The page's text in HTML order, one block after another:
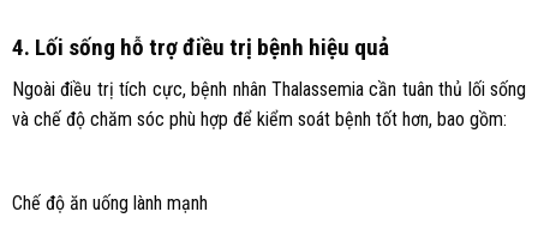
4. Lối sống hỗ trợ điều trị bệnh hiệu quả
Ngoài điều trị tích cực, bệnh nhân Thalassemia cần tuân thủ lối sống
và chế độ chăm sóc phù hợp để kiểm soát bệnh tốt hơn, bao gồm:
Chế độ ăn uống lành mạnh